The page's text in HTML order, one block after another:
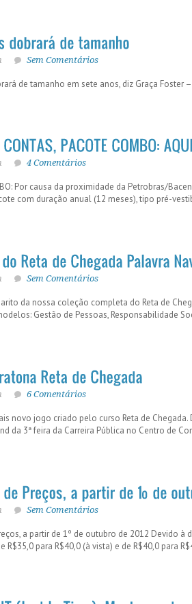
Sem Comentários
de tamanho em sete anos, diz Graça Foster
4 Comentários
Por causa da proximidade da Petrobras/
com duração anual (12 meses), tipo pré-
Sem Comentários
da nossa coleção completa do Reta de
Gestão de Pessoas, Responsabilidade
6 Comentários
novo jogo criado pelo curso Reta de
da 3ª feira da Carreira Pública no Centro de
Sem Comentários
a partir de 1º de outubro de 2012 Devido
R$35,0 para R$40,0 (à vista) e de R$40,0 para